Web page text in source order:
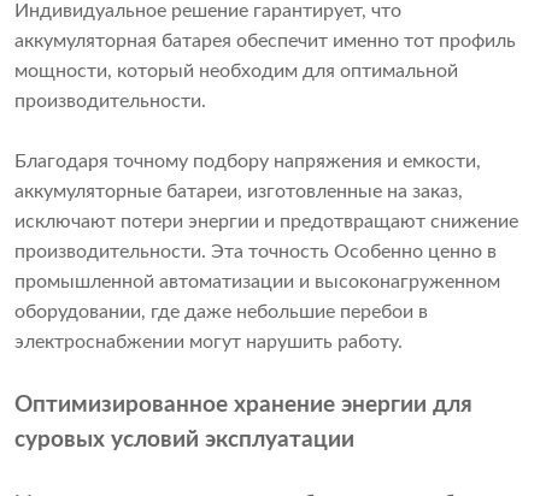
Индивидуальное решение гарантирует, что
аккумуляторная батарея обеспечит именно тот профиль
мощности, который необходим для оптимальной
производительности.
Благодаря точному подбору напряжения и емкости,
аккумуляторные батареи, изготовленные на заказ,
исключают потери энергии и предотвращают снижение
производительности. Эта точность Особенно ценно в
промышленной автоматизации и высоконагруженном
оборудовании, где даже небольшие перебои в
электроснабжении могут нарушить работу.
Оптимизированное хранение энергии для
суровых условий эксплуатации